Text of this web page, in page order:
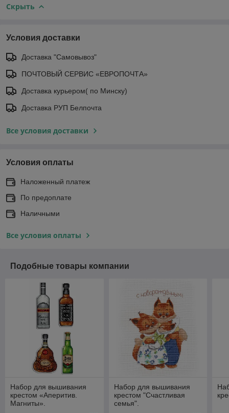
Скрыть
Условия доставки
Доставка "Самовывоз"
ПОЧТОВЫЙ СЕРВИС «ЕВРОПОЧТА»
Доставка курьером( по Минску)
Доставка РУП Белпочта
Все условия доставки
Условия оплаты
Наложенный платеж
По предоплате
Наличными
Все условия оплаты
Подобные товары компании
Набор для вышивания
крестом «Аперитив.
Магниты».
Набор для вышивания
крестом "Счастливая
семья".